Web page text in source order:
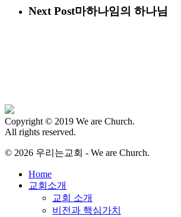
Next Post마하나임의 하나님
Copyright © 2019 We are Church.
All rights reserved.
© 2026 우리는교회 - We are Church.
Close
Menu
Home
교회소개
교회 소개
비전과 핵심가치